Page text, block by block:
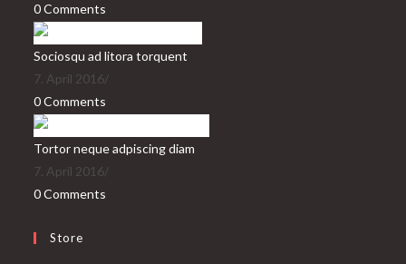
0 Comments
Sociosqu ad litora torquent
7. April 2016/
0 Comments
Tortor neque adpiscing diam
7. April 2016/
0 Comments
Store